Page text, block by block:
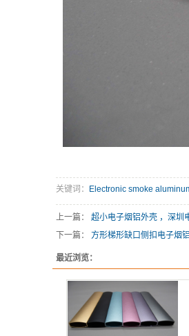
关键词： Electronic smoke
上一篇： 超小电子烟铝外壳 ，深圳
下一篇： 方形梯形缺口侧扣电子烟
最近浏览：